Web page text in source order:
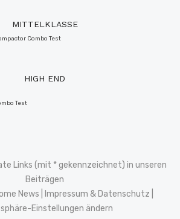
MITTELKLASSE
Combo Test
HIGH END
Test
Links (mit * gekennzeichnet) in unseren
Beiträgen
News |
Impressum & Datenschutz
Einstellungen ändern